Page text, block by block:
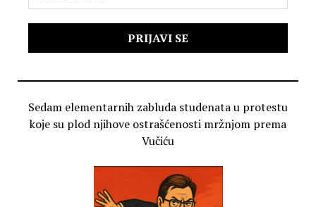
Sedam elementarnih zabluda studenata u protestu
koje su plod njihove ostrašćenosti mržnjom prema
Vučiću